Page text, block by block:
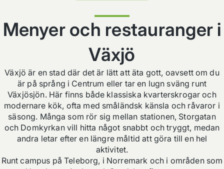
Menyer och restauranger i
Växjö
Växjö är en stad där det är lätt att äta gott, oavsett om du
är på språng i Centrum eller tar en lugn sväng runt
Växjösjön. Här finns både klassiska kvarterskrogar och
modernare kök, ofta med småländsk känsla och råvaror i
säsong. Många som rör sig mellan stationen, Storgatan
och Domkyrkan vill hitta något snabbt och tryggt, medan
andra letar efter en längre måltid att göra till en hel
aktivitet.
Runt campus på Teleborg, i Norremark och i områden som